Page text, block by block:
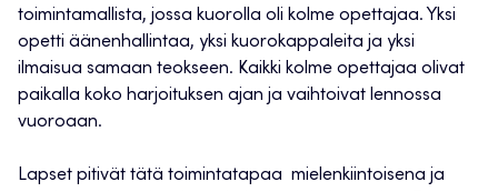
toimintamallista, jossa kuorolla oli kolme opettajaa. Yksi
opetti äänenhallintaa, yksi kuorokappaleita ja yksi
ilmaisua samaan teokseen. Kaikki kolme opettajaa olivat
paikalla koko harjoituksen ajan ja vaihtoivat lennossa
vuoroaan.
Lapset pitivät tätä toimintatapaa mielenkiintoisena ja